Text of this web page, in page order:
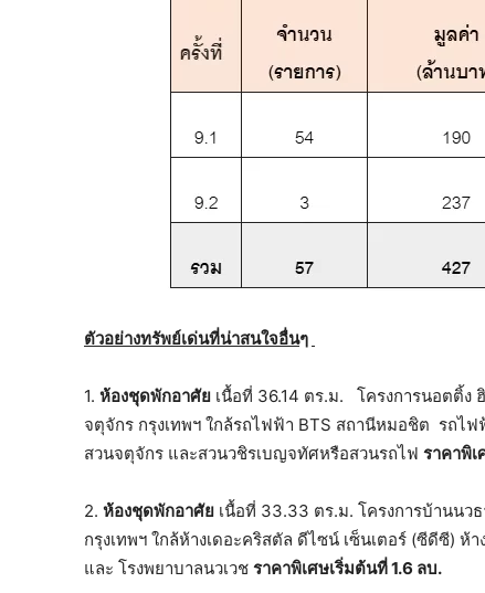
ตัวอย่างทรัพย์เด่นที่น่าสนใจอื่นๆ
1. ห้องชุดพักอาศัย เนื้อที่ 36.14 ตร.ม. โครงการนอตติ้ง
จตุจักร กรุงเทพฯ ใกล้รถไฟฟ้า BTS สถานีหมอชิต รถไ
สวนจตุจักร และสวนวชิรเบญจทัศหรือสวนรถไฟ ราคาพิ
2. ห้องชุดพักอาศัย เนื้อที่ 33.33 ตร.ม. โครงการบ้านนว
กรุงเทพฯ ใกล้ห้างเดอะคริสตัล ดีไซน์ เซ็นเตอร์ (ซีดีซี)
และ โรงพยาบาลนวเวช ราคาพิเศษเริ่มต้นที่1.6 ลบ.